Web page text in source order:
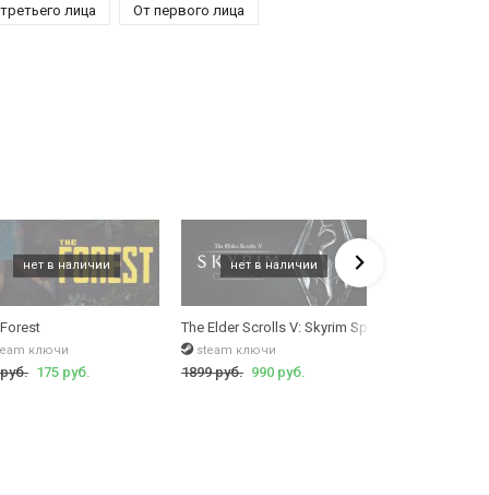
лица От первого лица
(Morrowind)
ключи
175 руб.
The Elder Scrolls V: Skyrim Special Edition
steam ключи
1899 руб. 990 руб.